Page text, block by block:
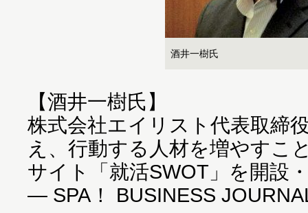
酒井一樹氏
【酒井一樹氏】
株式会社エイリスト代表取締
え、行動する人材を増やすこ
サイト「就活SWOT」を開設
― SPA！ BUSINESS